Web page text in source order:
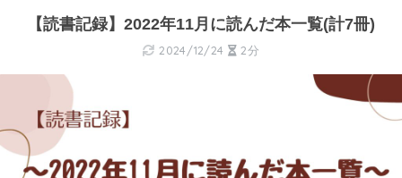
【読書記録】2022年11月に読んだ本一覧(計7冊)
2024/12/24 2分